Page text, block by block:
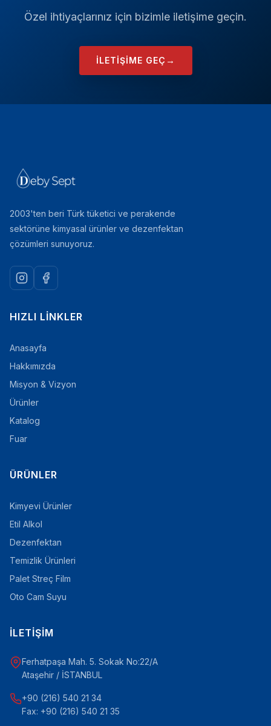
Özel ihtiyaçlarınız için bizimle iletişime geçin.
İLETIŞIME GEÇ →
2003'ten beri Türk tüketici ve perakende
sektörüne kimyasal ürünler ve dezenfektan
çözümleri sunuyoruz.
HIZLI LINKLER
Anasayfa
Hakkımızda
Misyon & Vizyon
Ürünler
Katalog
Fuar
ÜRÜNLER
Kimyevi Ürünler
Etil Alkol
Dezenfektan
Temizlik Ürünleri
Palet Streç Film
Oto Cam Suyu
İLETIŞIM
Ferhatpaşa Mah. 5. Sokak No:22/A
Ataşehir / İSTANBUL
+90 (216) 540 21 34
Fax: +90 (216) 540 21 35